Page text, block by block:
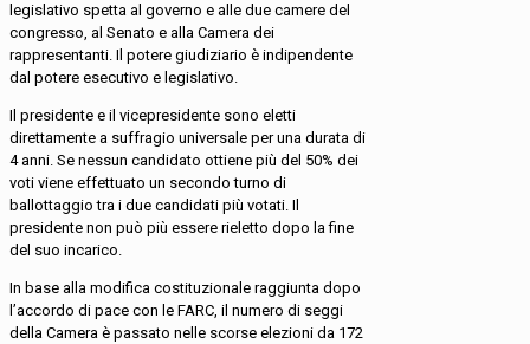
legislativo spetta al governo e alle due camere del
congresso, al Senato e alla Camera dei
rappresentanti. Il potere giudiziario è indipendente
dal potere esecutivo e legislativo.
Il presidente e il vicepresidente sono eletti
direttamente a suffragio universale per una durata di
4 anni. Se nessun candidato ottiene più del 50% dei
voti viene effettuato un secondo turno di
ballottaggio tra i due candidati più votati. Il
presidente non può più essere rieletto dopo la fine
del suo incarico.
In base alla modifica costituzionale raggiunta dopo
l’accordo di pace con le FARC, il numero di seggi
della Camera è passato nelle scorse elezioni da 172